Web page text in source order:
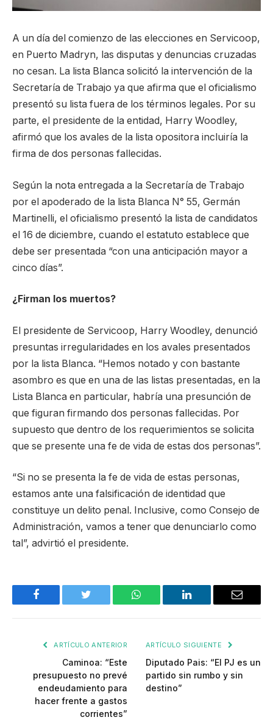
A un día del comienzo de las elecciones en Servicoop,
en Puerto Madryn, las disputas y denuncias cruzadas
no cesan. La lista Blanca solicitó la intervención de la
Secretaría de Trabajo ya que afirma que el oficialismo
presentó su lista fuera de los términos legales. Por su
parte, el presidente de la entidad, Harry Woodley,
afirmó que los avales de la lista opositora incluiría la
firma de dos personas fallecidas.
Según la nota entregada a la Secretaría de Trabajo
por el apoderado de la lista Blanca N° 55, Germán
Martinelli, el oficialismo presentó la lista de candidatos
el 16 de diciembre, cuando el estatuto establece que
debe ser presentada “con una anticipación mayor a
cinco días”.
¿Firman los muertos?
El presidente de Servicoop, Harry Woodley, denunció
presuntas irregularidades en los avales presentados
por la lista Blanca. “Hemos notado y con bastante
asombro es que en una de las listas presentadas, en la
Lista Blanca en particular, habría una presunción de
que figuran firmando dos personas fallecidas. Por
supuesto que dentro de los requerimientos se solicita
que se presente una fe de vida de estas dos personas”.
“Si no se presenta la fe de vida de estas personas,
estamos ante una falsificación de identidad que
constituye un delito penal. Inclusive, como Consejo de
Administración, vamos a tener que denunciarlo como
tal”, advirtió el presidente.
Facebook Twitter WhatsApp LinkedIn Email
ARTÍCULO ANTERIOR
Caminoa: “Este
presupuesto no prevé
endeudamiento para
hacer frente a gastos
corrientes”
ARTÍCULO SIGUIENTE
Diputado Pais: “El PJ es un
partido sin rumbo y sin
destino”